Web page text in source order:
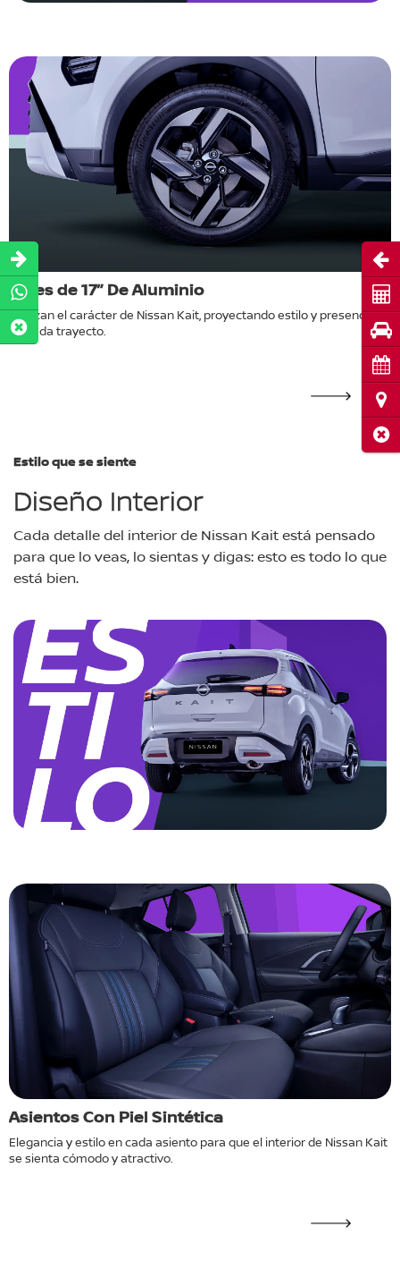
Rines de 17” De Aluminio
Realzan el carácter de Nissan Kait, proyectando estilo y presencia
en cada trayecto.
Estilo que se siente
Diseño Interior
Cada detalle del interior de Nissan Kait está pensado
para que lo veas, lo sientas y digas: esto es todo lo que
está bien.
Asientos Con Piel Sintética
Elegancia y estilo en cada asiento para que el interior de Nissan Kait
se sienta cómodo y atractivo.